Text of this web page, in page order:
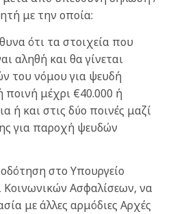
με την οποία:
ότι τα στοιχεία που
αληθή και θα γίνεται
του νόμου για ψευδή
μέχρι €40.000 ή
ή και στις δύο ποινές μαζί
για παροχή ψευδών
στο Υπουργείο
Κοινωνικών Ασφαλίσεων, να
με άλλες αρμόδιες Αρχές